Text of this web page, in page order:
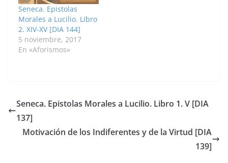
Seneca. Epistolas
Morales a Lucilio. Libro
2. XIV-XV [DIA 144]
5 noviembre, 2017
En «Aforismos»
Seneca. Epistolas Morales a Lucilio. Libro 1. V [DIA
137]
Motivación de los Indiferentes y de la Virtud [DIA
139]